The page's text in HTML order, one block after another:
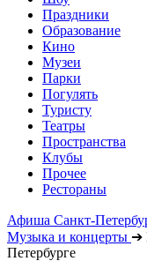
Праздники
Образование
Кино
Музеи
Парки
Погулять
Туристу
Театры
Пространства
Клубы
Прочее
Рестораны
Афиша Санкт-
Музыка и концерты ➔
Петербурге